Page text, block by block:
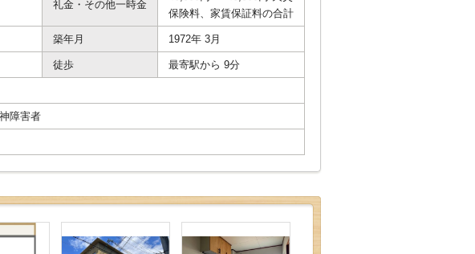
礼金・その他一時金
保険料、家賃保証料の合計
築年月 1972年 3月
徒歩 最寄駅から 9分
障害者